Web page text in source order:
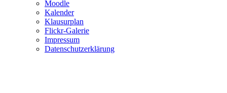
Moodle
Kalender
Klausurplan
Flickr-Galerie
Impressum
Datenschutzerklärung